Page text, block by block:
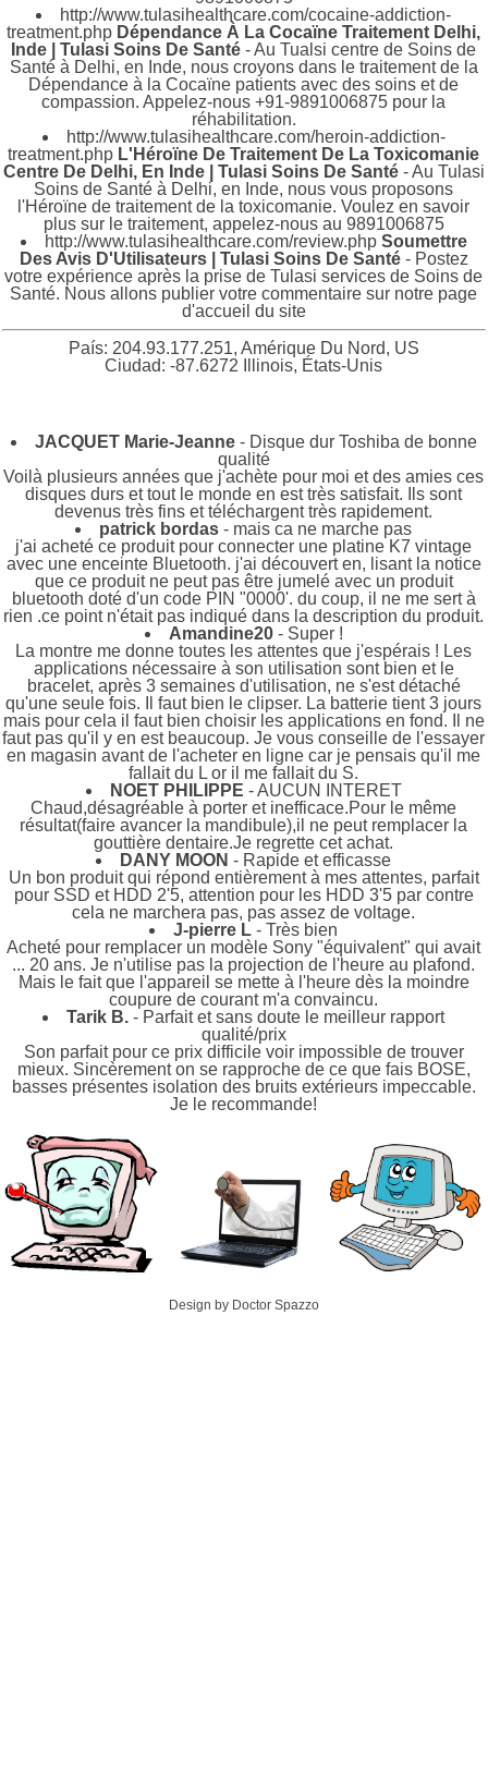
http://www.tulasihealthcare.com/cocaine-addiction-
treatment.php Dépendance À La Cocaïne Traitement Delhi,
Inde | Tulasi Soins De Santé - Au Tualsi centre de Soins de
Santé à Delhi, en Inde, nous croyons dans le traitement de la
Dépendance à la Cocaïne patients avec des soins et de
compassion. Appelez-nous +91-9891006875 pour la
réhabilitation.
http://www.tulasihealthcare.com/heroin-addiction-
treatment.php L'Héroïne De Traitement De La Toxicomanie
Centre De Delhi, En Inde | Tulasi Soins De Santé- Au Tulasi
Soins de Santé à Delhi, en Inde, nous vous proposons
l'Héroïne de traitement de la toxicomanie. Voulez en savoir
plus sur le traitement, appelez-nous au 9891006875
http://www.tulasihealthcare.com/review.php Soumettre
Des Avis D'Utilisateurs | Tulasi Soins De Santé- Postez
votre expérience après la prise de Tulasi services de Soins de
Santé. Nous allons publier votre commentaire sur notre page
d'accueil du site
País: 204.93.177.251, Amérique Du Nord, US
Ciudad: -87.6272 Illinois, États-Unis
JACQUET Marie-Jeanne- Disque dur Toshiba de bonne
qualité
Voilà plusieurs années que j'achète pour moi et des amies ces
disques durs et tout le monde en est très satisfait. Ils sont
devenus très fins et téléchargent très rapidement.
patrick bordas - mais ca ne marche pas
j'ai acheté ce produit pour connecter une platine K7 vintage
avec une enceinte Bluetooth. j'ai découvert en, lisant la notice
que ce produit ne peut pas être jumelé avec un produit
bluetooth doté d'un code PIN "0000'. du coup, il ne me sert à
rien .ce point n'était pas indiqué dans la description du produit.
Amandine20- Super !
La montre me donne toutes les attentes que j'espérais ! Les
applications nécessaire à son utilisation sont bien et le
bracelet, après 3 semaines d'utilisation, ne s'est détaché
qu'une seule fois. Il faut bien le clipser. La batterie tient 3 jours
mais pour cela il faut bien choisir les applications en fond. Il ne
faut pas qu'il y en est beaucoup. Je vous conseille de l'essayer
en magasin avant de l'acheter en ligne car je pensais qu'il me
fallait du L or il me fallait du S.
NOET PHILIPPE - AUCUN INTERET
Chaud,désagréable à porter et inefficace.Pour le même
résultat(faire avancer la mandibule),il ne peut remplacer la
gouttière dentaire.Je regrette cet achat.
DANY MOON - Rapide et efficasse
Un bon produit qui répond entièrement à mes attentes, parfait
pour SSD et HDD 2'5, attention pour les HDD 3'5 par contre
cela ne marchera pas, pas assez de voltage.
J-pierre L - Très bien
Acheté pour remplacer un modèle Sony "équivalent" qui avait
... 20 ans. Je n'utilise pas la projection de l'heure au plafond.
Mais le fait que l'appareil se mette à l'heure dès la moindre
coupure de courant m'a convaincu.
Tarik B. - Parfait et sans doute le meilleur rapport
qualité/prix
Son parfait pour ce prix difficile voir impossible de trouver
mieux. Sincèrement on se rapproche de ce que fais BOSE,
basses présentes isolation des bruits extérieurs impeccable.
Je le recommande!
Design by Doctor Spazzo